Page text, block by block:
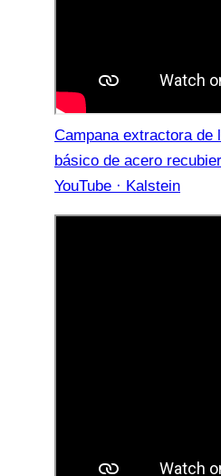
Campana extractora de
básico de acero
YouTube · Kalstein